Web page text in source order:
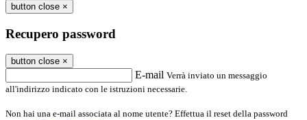
button close ×
Recupero password
button close ×
E-mail Verrà inviato un messaggio
all'indirizzo indicato con le istruzioni necessarie.
Non hai una e-mail associata al nome utente? Effettua il reset della password